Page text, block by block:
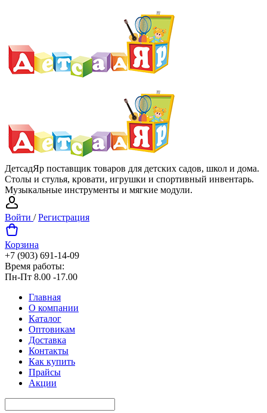
ДетсадЯр поставщик товаров для детских садов, школ и дома.
Столы и стулья, кровати, игрушки и спортивный инвентарь.
Музыкальные инструменты и мягкие модули.
Войти /Регистрация
Корзина
+7 (903) 691-14-09
Время работы:
Пн-Пт 8.00 -17.00
Главная
О компании
Каталог
Оптовикам
Доставка
Контакты
Как купить
Прайсы
Акции